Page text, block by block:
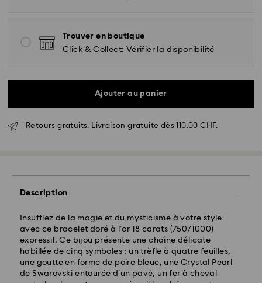
Trouver en boutique
Click & Collect: Vérifier la disponibilité
Ajouter au panier
Retours gratuits. Livraison gratuite dès 110.00 CHF.
Description
Insufflez de la magie et du mysticisme à votre style
avec ce bracelet doré à l’or 18 carats (750/1000)
expressif. Ce bijou présente une chaîne délicate
habillée de cinq symboles : un trèfle à quatre feuilles,
une goutte en forme de poire bleue, une Crystal Pearl
de Swarovski entourée d’un pavé, un fer à cheval
Livraison standard - SwissPost
Les commandes passées du lundi au vendredi avant
17:00 HEC seront traitées et expédiées le même jour
ouvrable
Délai de livraison standard: 2 jours ouvrables après
traitement et expédition
Frais de livraison standard: CHF 8.95